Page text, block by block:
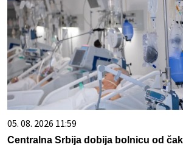
05. 08. 2026 11:59
Centralna Srbija dobija bolnicu od